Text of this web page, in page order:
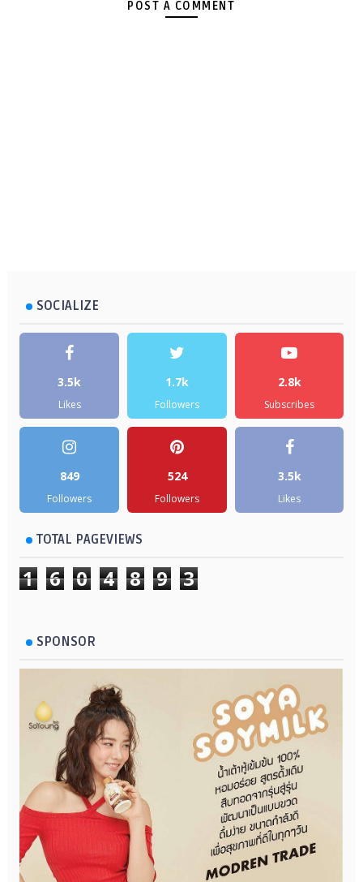
POST A COMMENT
SOCIALIZE
3.5k
Likes
1.7k
Followers
2.8k
Subscribes
849
Followers
524
Followers
3.5k
Likes
TOTAL PAGEVIEWS
1 6 0 4 8 9 3
SPONSOR